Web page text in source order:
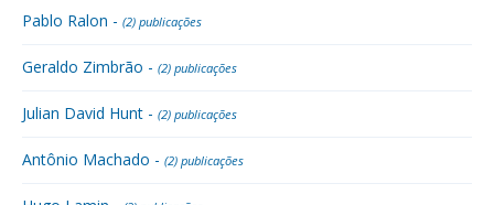
Pablo Ralon - (2) publicações
Geraldo Zimbrão - (2) publicações
Julian David Hunt - (2) publicações
Antônio Machado - (2) publicações